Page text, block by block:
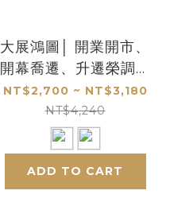
大展鴻圖│ 開業開市、
開幕喬遷、升遷榮調祝
賀禮品│客製化禮物
NT$2,700 ~ NT$3,180
NT$4,240
ADD TO CART